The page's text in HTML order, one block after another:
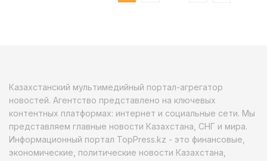
Казахстанский мультимедийный портал-агрегатор
новостей. Агентство представлено на ключевых
контентных платформах: интернет и социальные сети. Мы
представляем главные новости Казахстана, СНГ и мира.
Информационный портал TopPress.kz - это финансовые,
экономические, политические новости Казахстана,